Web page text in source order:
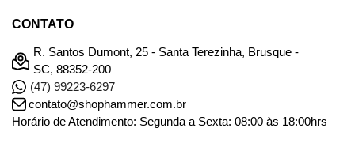
CONTATO
R. Santos Dumont, 25 - Santa Terezinha, Brusque -
SC, 88352-200
(47) 99223-6297
contato@shophammer.com.br
Horário de Atendimento: Segunda a Sexta: 08:00 às 18:00hrs